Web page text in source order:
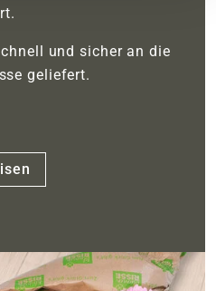
und sicher an die
geliefert.